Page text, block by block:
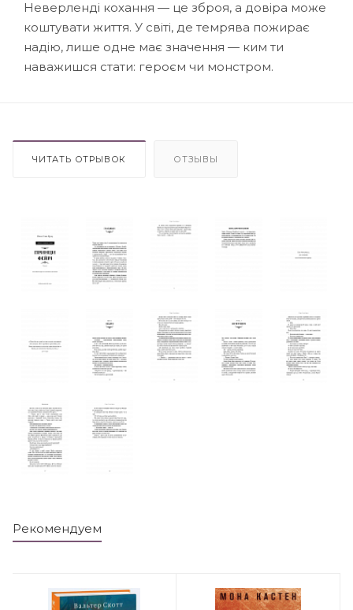
Неверленді кохання — це зброя, а довіра може
коштувати життя. У світі, де темрява пожирає
надію, лише одне має значення — ким ти
наважишся стати: героєм чи монстром.
ЧИТАТЬ ОТРЫВОК ОТЗЫВЫ
Рекомендуем